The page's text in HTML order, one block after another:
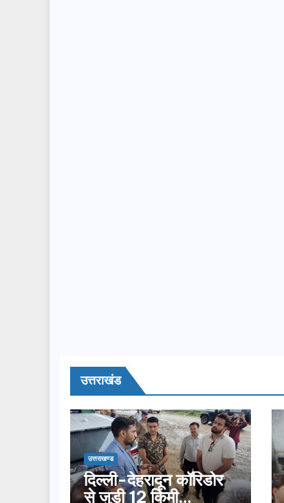
उत्तराखंड
उत्तराखण्ड
दिल्ली-देहरादून कॉरिडोर
से जुड़ी 12 किमी